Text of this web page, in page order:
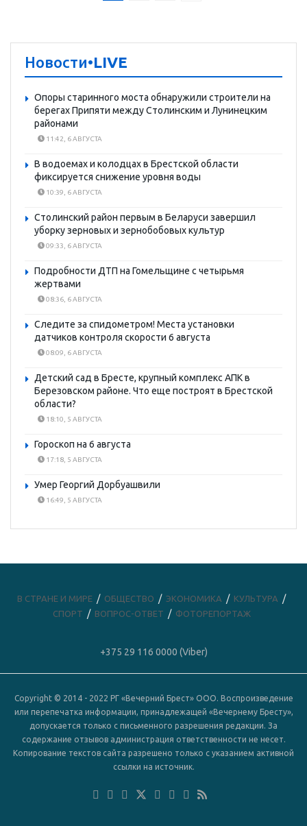
Новости•LIVE
Опоры старинного моста обнаружили строители на
берегах Припяти между Столинским и Лунинецким
районами
11:42, 6 АВГУСТА
В водоемах и колодцах в Брестской области
фиксируется снижение уровня воды
10:39, 6 АВГУСТА
Столинский район первым в Беларуси завершил
уборку зерновых и зернобобовых культур
09:33, 6 АВГУСТА
Подробности ДТП на Гомельщине с четырьмя
жертвами
08:36, 6 АВГУСТА
Следите за спидометром! Места установки
датчиков контроля скорости 6 августа
08:09, 6 АВГУСТА
Детский сад в Бресте, крупный комплекс АПК в
Березовском районе. Что еще построят в Брестской
области?
18:10, 5 АВГУСТА
Гороскоп на 6 августа
17:18, 5 АВГУСТА
Умер Георгий Дорбуашвили
16:49, 5 АВГУСТА
В СТРАНЕ И МИРЕ ОБЩЕСТВО ЭКОНОМИКА
КУЛЬТУРА
СПОРТ
ВОПРОС-ОТВЕТ ФОТОРЕПОРТАЖ
+375 29 116 0000 (Viber)
Copyright © 2014 - 2022 РГ «Вечерний Брест» ООО. Воспроизведение
или перепечатка информации, принадлежащей «Вечернему Бресту»,
допускается только с письменного разрешения редакции. За
содержание отзывов администрация ответственности не несет.
Копирование текстов сайта разрешено только с указанием активной
ссылки на источник.